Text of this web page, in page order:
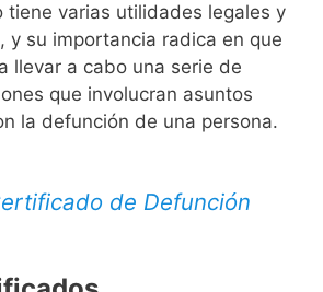
tiene varias utilidades legales y
y su importancia radica en que
llevar a cabo una serie de
que involucran asuntos
la defunción de una persona.
de Defunción